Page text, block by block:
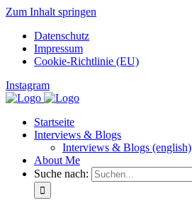
Zum Inhalt springen
Datenschutz
Impressum
Cookie-Richtlinie (EU)
Instagram
Startseite
Interviews & Blogs
Interviews & Blogs (english)
About Me
Suche nach: